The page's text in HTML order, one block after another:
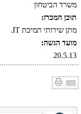
משרד הביטחון
תוכן המכרז:
מתן שירותי תמיכת IT.
מועד הגשה:
20.5.13